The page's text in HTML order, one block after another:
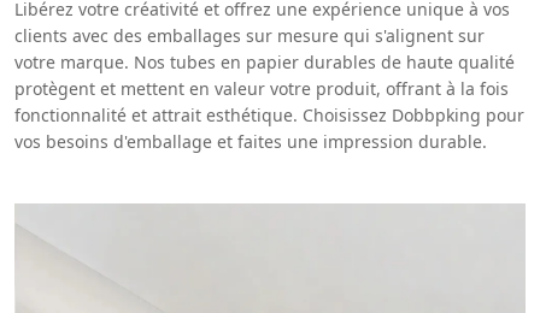
Libérez votre créativité et offrez une expérience unique à vos
clients avec des emballages sur mesure qui s'alignent sur
votre marque. Nos tubes en papier durables de haute qualité
protègent et mettent en valeur votre produit, offrant à la fois
fonctionnalité et attrait esthétique. Choisissez Dobbpking pour
vos besoins d'emballage et faites une impression durable.